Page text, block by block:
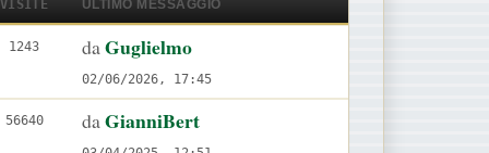
i
i
m
o
m
e
VISITE ULTIMO MESSAGGIO
1243V
s
U
l
t
i
daGuglielmo
02/06/2026, 17:45
56640V
U
daGianniBert